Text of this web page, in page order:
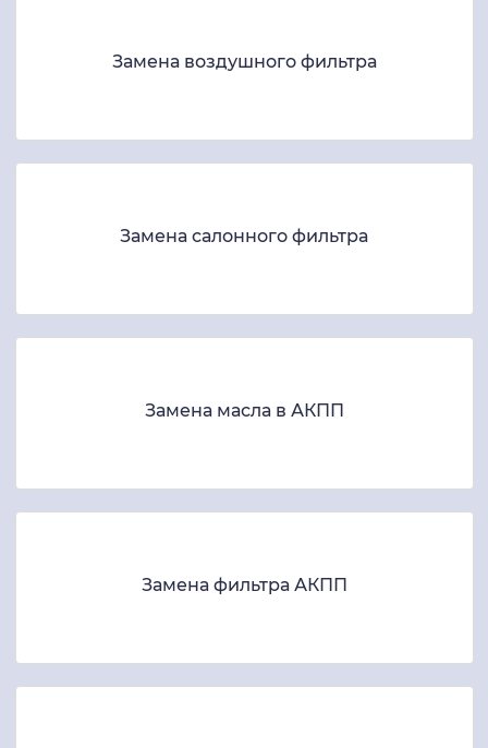
Замена воздушного фильтра
Замена салонного фильтра
Замена масла в АКПП
Замена фильтра АКПП